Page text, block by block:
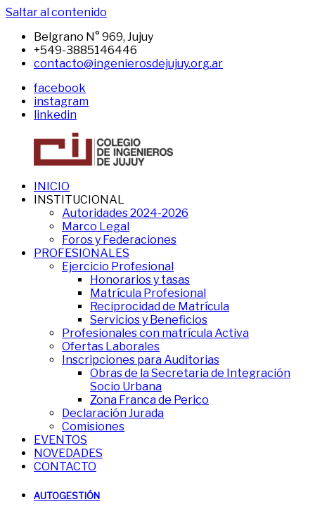
Saltar al contenido
Belgrano N° 969, Jujuy
+549-3885146446
contacto@ingenierosdejujuy.org.ar
facebook
instagram
linkedin
Sitio
INICIO
INSTITUCIONAL
Autoridades 2024-2026
Marco Legal
Foros y Federaciones
PROFESIONALES
Ejercicio Profesional
Honorarios y tasas
Matrícula Profesional
Reciprocidad de Matrícula
Servicios y Beneficios
Profesionales con matrícula Activa
Ofertas Laborales
Inscripciones para Auditorias
Obras de la Secretaria de Integración
Socio Urbana
Zona Franca de Perico
Declaración Jurada
Comisiones
EVENTOS
NOVEDADES
CONTACTO
AUTOGESTIÓN